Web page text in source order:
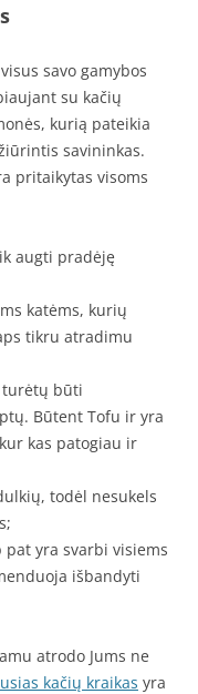
savo gamybos
su kačių
kurią pateikia
savininkas.
pritaikytas visoms
augti pradėję
katėms, kurių
tikru atradimu
turėtų būti
Būtent Tofu ir yra
kas patogiau ir
todėl nesukels
yra svarbi visiems
išbandyti
atrodo Jums ne
kačių kraikas yra